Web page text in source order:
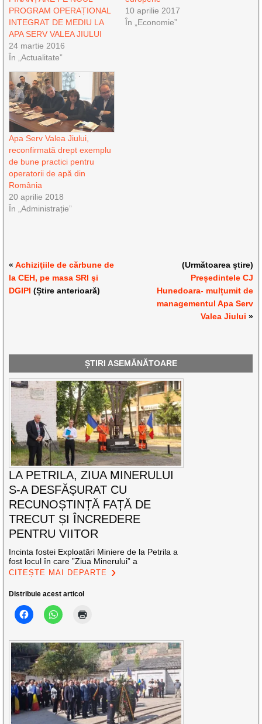
PROGRAM OPERAȚIONAL
INTEGRAT DE MEDIU LA
APA SERV VALEA JIULUI
24 martie 2016
În „Actualitate”
10 aprilie 2017
În „Economie”
Apa Serv Valea Jiului,
reconfirmată drept exemplu
de bune practici pentru
operatorii de apă din
România
20 aprilie 2018
În „Administrație”
«Achiziţiile de cărbune de
la CEH, pe masa SRI şi
DGIPI (Știre anterioară)
(Următoarea știre)
Președintele CJ
Hunedoara- mulțumit de
managementul Apa Serv
Valea Jiului »
ȘTIRI ASEMĂNĂTOARE
LA PETRILA, ZIUA MINERULUI
S-A DESFĂȘURAT CU
RECUNOȘTINȚĂ FAȚĂ DE
TRECUT ȘI ÎNCREDERE
PENTRU VIITOR
Incinta fostei Exploatări Miniere de la Petrila a
fost locul în care ”Ziua Minerului” a
CITEȘTE MAI DEPARTE
Distribuie acest articol